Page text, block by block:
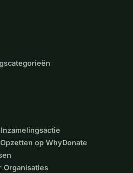
op WhyDonate
Organisaties